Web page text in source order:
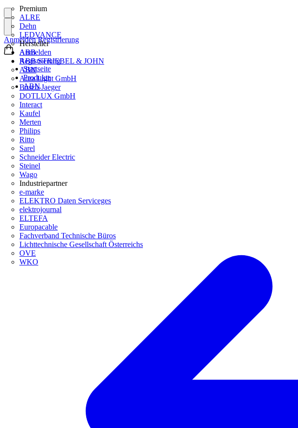
Premium
ALRE
Dehn
LEDVANCE
Hersteller
ABB
ABB STRIEBEL & JOHN
ABN
Aura Light GmbH
Busch-Jaeger
DOTLUX GmbH
Interact
Kaufel
Merten
Philips
Ritto
Sarel
Schneider Electric
Steinel
Wago
Industriepartner
e-marke
ELEKTRO Daten Serviceges
elektrojournal
ELTEFA
Europacable
Fachverband Technische Büros
Lichttechnische Gesellschaft Österreichs
OVE
WKO
Anmelden
Registrierung
Anmelden Registrierung
Startseite
Produkte
ABN